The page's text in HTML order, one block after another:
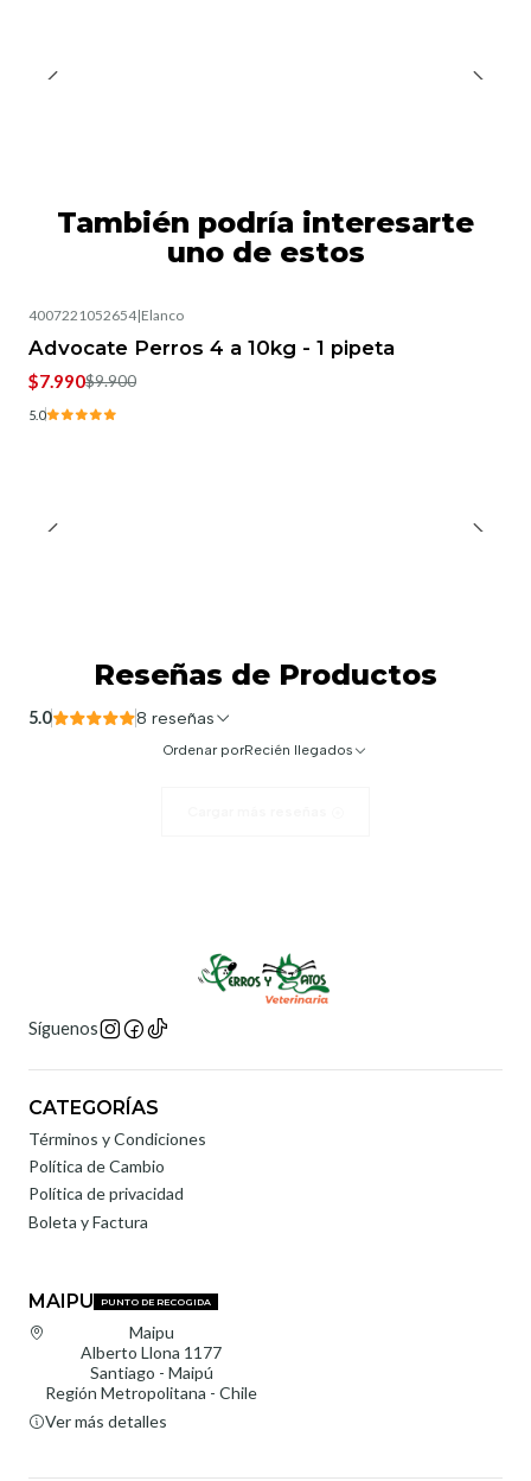
También podría interesarte
uno de estos
4007221052654|Elanco
Advocate Perros 4 a 10kg - 1 pipeta
$7.990$9.900
5.0
Reseñas de Productos
5.0 8 reseñas
Ordenar porRecién llegados
Síguenos
CATEGORÍAS
Términos y Condiciones
Política de Cambio
Política de privacidad
Boleta y Factura
MAIPU PUNTO DE RECOGIDA
Maipu
Alberto Llona 1177
Santiago - Maipú
Región Metropolitana - Chile
Ver más detalles